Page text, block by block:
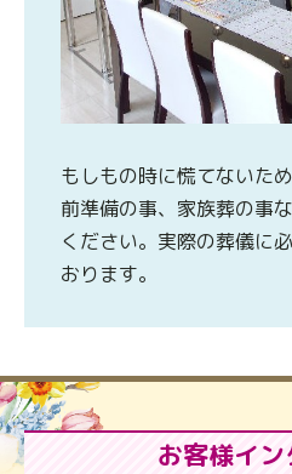
もしもの時に慌てないた
前準備の事、家族葬の事
ください。実際の葬儀に
おります。
お客様イ